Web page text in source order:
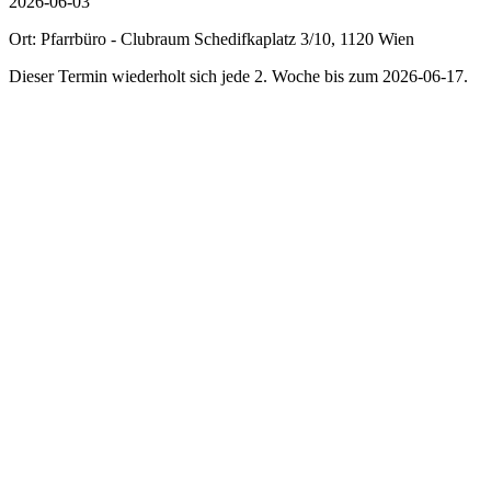
Ort: Pfarrbüro - Clubraum Schedifkaplatz 3/10, 1120 Wien
Dieser Termin wiederholt sich jede 2. Woche bis zum 2026-06-17.